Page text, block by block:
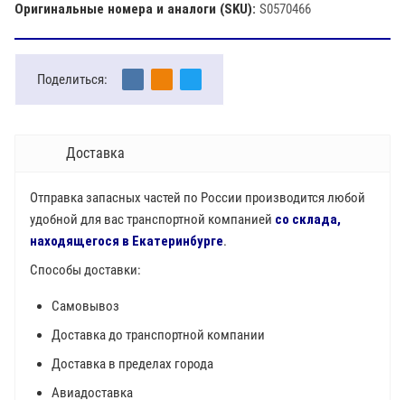
Оригинальные номера и аналоги (SKU): S0570466
Поделиться:
Доставка
Отправка запасных частей по России производится любой
удобной для вас транспортной компанией со склада,
находящегося в Екатеринбурге.
Способы доставки:
Самовывоз
Доставка до транспортной компании
Доставка в пределах города
Авиадоставка